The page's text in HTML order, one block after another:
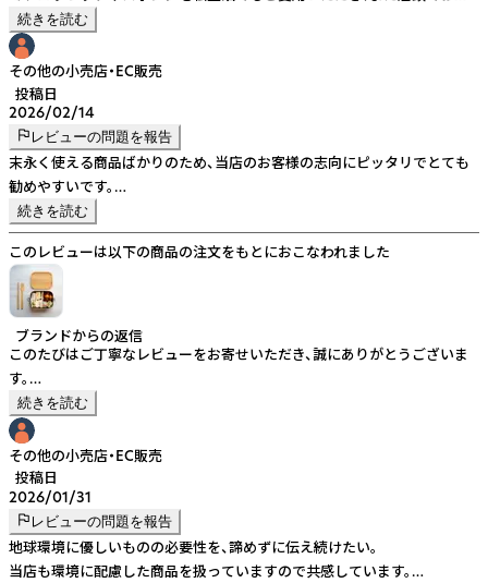
様にもご好評とのこと、大変嬉しく存じます。
今後も、環境に配慮した、心地よくお使いいただける商品をお届けできるよ
う、努めてまいります。
引き続きよろしくお願いいたします。
続きを読む
その他の小売店・EC販売
投稿日
2026/02/14
レビューの問題を報告
末永く使える商品ばかりのため、当店のお客様の志向にピッタリでとても
勧めやすいです。
ステンレスのお弁当箱は洗いやすく清潔に使えて良さそうです。蓋のパッ
キンがしっかりしすぎて開閉に苦労しますが、食材の水分が漏れないので
安心して使えます。
続きを読む
このレビューは以下の商品の注文をもとにおこなわれました
ブランドからの返信
このたびはご丁寧なレビューをお寄せいただき、誠にありがとうございま
す。
末永く使える商品とのお言葉、またお客様の志向に合い、勧めやすいとのご
評価をいただき、大変嬉しく存じます。
ステンレスのお弁当箱につきましても、洗いやすさや清潔にお使いいただ
ける点をご評価いただき光栄です。貴重なご意見として今後の参考にさせ
ていただきます。
引き続きどうぞよろしくお願いいたします。
続きを読む
その他の小売店・EC販売
投稿日
2026/01/31
レビューの問題を報告
地球環境に優しいものの必要性を、諦めずに伝え続けたい。
当店も環境に配慮した商品を扱っていますので共感しています。